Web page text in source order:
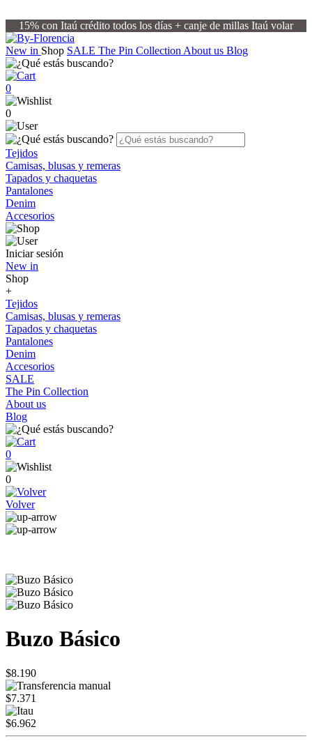
15% con Itaú crédito todos los días + canje de millas Itaú volar
New in Shop SALE The Pin Collection About us Blog
0
0
Tejidos
Camisas, blusas y remeras
Tapados y chaquetas
Pantalones
Denim
Accesorios
Iniciar sesión
New in
Shop
+
Tejidos
Camisas, blusas y remeras
Tapados y chaquetas
Pantalones
Denim
Accesorios
SALE
The Pin Collection
About us
Blog
0
0
Volver
Buzo Básico
$8.190
$7.371
$6.962